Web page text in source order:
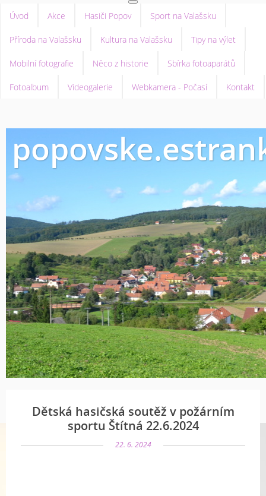
Úvod Akce Hasiči Popov Sport na Valašsku
Příroda na Valašsku Kultura na Valašsku Tipy na výlet
Mobilní fotografie Něco z historie Sbírka fotoaparátů
Fotoalbum Videogalerie Webkamera - Počasí Kontakt
Dětská hasičská soutěž v požárním
sportu Štítná 22.6.2024
22. 6. 2024